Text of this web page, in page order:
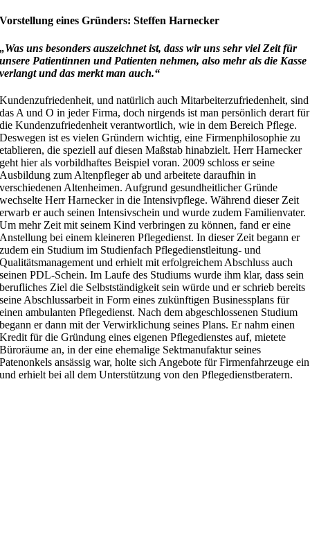
Vorstellung eines Gründers: Steffen Harnecker
„Was uns besonders auszeichnet ist, dass wir uns sehr viel Zeit für
unsere Patientinnen und Patienten nehmen, also mehr als die Kasse
verlangt und das merkt man auch.“
Kundenzufriedenheit, und natürlich auch Mitarbeiterzufriedenheit, sind
das A und O in jeder Firma, doch nirgends ist man persönlich derart für
die Kundenzufriedenheit verantwortlich, wie in dem Bereich Pflege.
Deswegen ist es vielen Gründern wichtig, eine Firmenphilosophie zu
etablieren, die speziell auf diesen Maßstab hinabzielt. Herr Harnecker
geht hier als vorbildhaftes Beispiel voran. 2009 schloss er seine
Ausbildung zum Altenpfleger ab und arbeitete daraufhin in
verschiedenen Altenheimen. Aufgrund gesundheitlicher Gründe
wechselte Herr Harnecker in die Intensivpflege. Während dieser Zeit
erwarb er auch seinen Intensivschein und wurde zudem Familienvater.
Um mehr Zeit mit seinem Kind verbringen zu können, fand er eine
Anstellung bei einem kleineren Pflegedienst. In dieser Zeit begann er
zudem ein Studium im Studienfach Pflegedienstleitung- und
Qualitätsmanagement und erhielt mit erfolgreichem Abschluss auch
seinen PDL-Schein. Im Laufe des Studiums wurde ihm klar, dass sein
berufliches Ziel die Selbstständigkeit sein würde und er schrieb bereits
seine Abschlussarbeit in Form eines zukünftigen Businessplans für
einen ambulanten Pflegedienst. Nach dem abgeschlossenen Studium
begann er dann mit der Verwirklichung seines Plans. Er nahm einen
Kredit für die Gründung eines eigenen Pflegedienstes auf, mietete
Büroräume an, in der eine ehemalige Sektmanufaktur seines
Patenonkels ansässig war, holte sich Angebote für Firmenfahrzeuge ein
und erhielt bei all dem Unterstützung von den Pflegedienstberatern.